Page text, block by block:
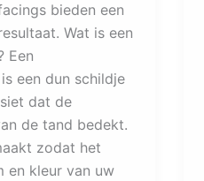
bieden een
Wat is een
Een
een dun schildje
dat de
de tand bedekt.
zodat het
en kleur van uw